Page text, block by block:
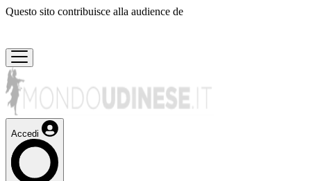
Questo sito contribuisce alla audience de
Accedi